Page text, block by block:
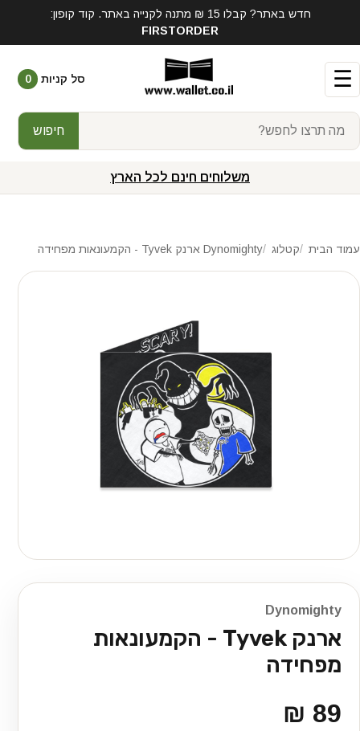
חדש באתר? קבלו 15 ₪ מתנה לקנייה באתר. קוד קופון:
FIRSTORDER
☰
חיפוש
סל קניות 0
משלוחים חינם לכל הארץ
עמוד הבית קטלוג Dynomighty ארנק Tyvek - הקמעונאות מפחידה
Dynomighty
ארנק Tyvek - הקמעונאות
מפחידה
89 ₪